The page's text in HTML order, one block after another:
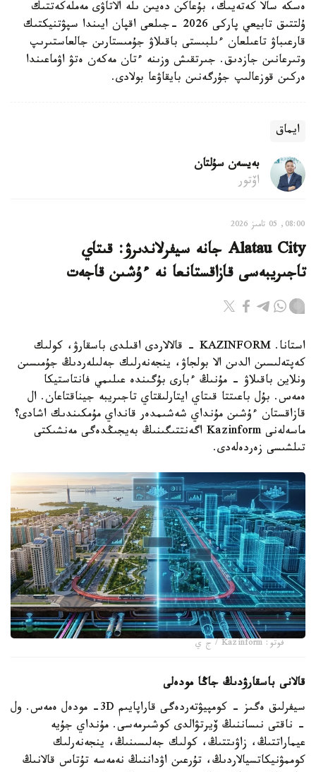
ەسكە سالا كەتەيىك، بۇعاكن دەيىن ىلە الاتاۋى مەملەكەتتىك
ۇلتتىق تابيعي پاركى 2026 -جىلعى اقپان ايىندا سپۋتنيكتىك
قارعىباۋ تاعىلعان ءىلبىستى باقىلاۋ جۇمىستارىن جالعاستىرىپ
وتىرعانىن جازدىق. جىرتقىش وزىنە ءتان مەكەن ەتۋ اۋماعىندا
ەركىن قوزعالىپ جۇرگەنىن بايقاۋعا بولادى.
ايماق
بەيسەن سۇلتان
اۆتور
08:00, 05 تامىز 2026
Alatau City جانە سيفرلاندىرۋ: قىتاي
تاجىريبەسى قازاقستانعا نە ءۇشىن قاجەت
استانا. KAZINFORM - قالالاردى اقىلدى باسقارۋ، كولىك
كەپتەلىسىن الدىن الا بولجاۋ، ينجەنەرلىك جەلىلەردىڭ جۇمىسىن
ونلاين باقىلاۋ - مۇنىڭ ءبارى بۇگىندە عىلىمي فانتاستيكا
ەمەس. بۇل باعىتتا قىتاي ايتارلىقتاي تاجىريبە جيناقتاعان. ال
قازاقستان ءۇشىن مۇنداي شەشىمدەر قانداي مۇمكىندىك اشادى؟
ماسەلەنى Kazinform اگەنتتىگىنىڭ بەيجىڭدەگى مەنشىكتى
تىلشىسى زەردەلەدى.
فوتو: Kazinform / ج ي
قالانى باسقارۋدىڭ جاڭا مودەلى
سيفرلىق ەگىز - كومپيۋتەردەگى قاراپايىم 3D- مودەل ەمەس. ول
- ناقتى نىساننىڭ ۆيرتۋالدى كوشىرمەسى. مۇنداي جۇيە
عيماراتتىڭ، زاۋىتتىڭ، كولىك جەلىسىنىڭ، ينجەنەرلىك
كوممۋنيكاتسيالاردىڭ، تۇرعىن اۋداننىڭ نەمەسە تۇتاس قالانىڭ